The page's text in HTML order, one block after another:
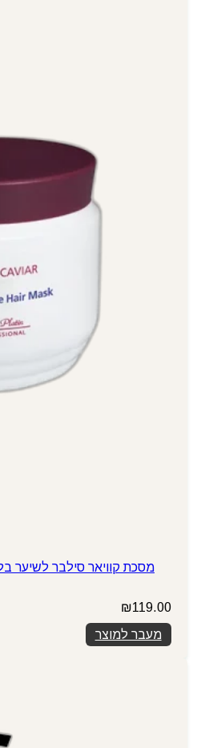
מסכת קוויאר סילבר לשיער
₪119.00
מעבר למוצר